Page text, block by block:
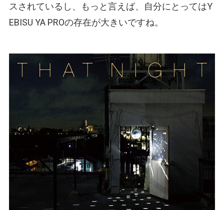
スされているし、もっと言えば、自分にとってはY
EBISU YA PROの存在が大きいですね。